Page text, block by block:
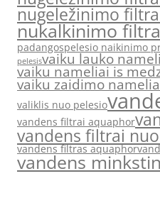
nugeležinimo
nukalkinimo
padangospelesio naikinimo
pelesisvaiku lauko
vaiku nameliai is
vaiku zaidimo
valiklis nuo pelesio
vandens filtrai aquaphor
vandens filtrai
vandens filtras aquaphor
vandens